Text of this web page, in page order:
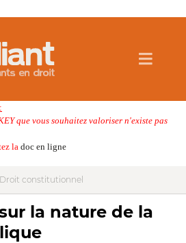
que vous souhaitez valoriser n'existe pas
la doc en ligne
Droit constitutionnel
la nature de la